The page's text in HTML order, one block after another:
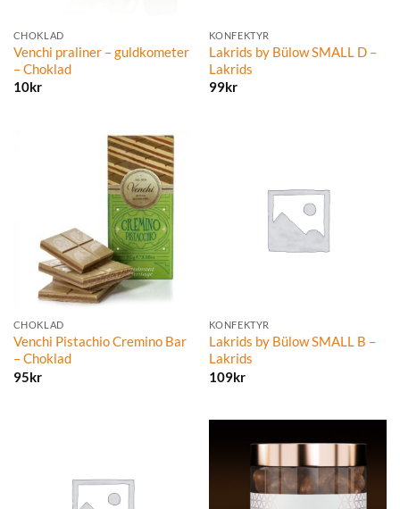
CHOKLAD
Venchi praliner – guldkometer
– Choklad
10kr
KONFEKTYR
Lakrids by Bülow SMALL D –
Lakrids
99kr
CHOKLAD
Venchi Pistachio Cremino Bar
– Choklad
95kr
KONFEKTYR
Lakrids by Bülow SMALL B –
Lakrids
109kr